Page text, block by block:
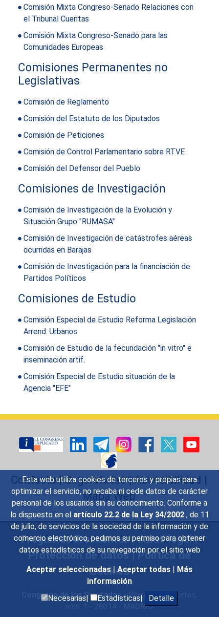
Esta web utiliza cookies de terceros y propias para
optimizar el servicio, no recaba ni cede datos de carácter
personal de los usuarios sin su conocimiento. Conforme a
lo dispuesto en el artículo 22.2 de la Ley 34/2002 , de 11
de julio, de servicios de la sociedad de la información y de
comercio electrónico, pedimos su permiso para obtener
datos estadísticos de su navegación por el sitio web
Aceptar seleccionadas | Aceptar todas | Más
información
Necesarias|
Estadísticas| Detalle
Comisión Mixta Congreso-Senado Relaciones con
el Tribunal Cuentas
Comisión Mixta Congreso-Senado para las
Comunidades Europeas
Comisiones Permanentes no
Legislativas
Comisión de Reglamento
Comisión del Estatuto de los Diputados
Comisión de Peticiones
Comisión de Control Parlamentario sobre RTVE
Comisión del Defensor del Pueblo
Comisiones de Investigación
Comisión de Investigación de la Evolución y
Situación Grupo "RUMASA"
Comisión de Investigación de catástrofes aéreas
ocurridas en Barajas
Comisión de Investigación para la financiación de
Partidos Políticos
Comisiones de Estudio
Comisión Especial de Estudio Reforma Legislación
Arrend. Urbanos
Comisión de Estudio de la fecundación "in vitro" e
inseminación artif.
Comisión Especial de Estudio situación de la
Agencia "EFE"
Contacto|Sugerencias|Accesibilidad |
Mapa Web
Preguntas Frecuentes|Aviso legal|
Protección de datos|Política de
Cookies
Congreso de los Diputados- Plaza de las Cortes,
núm. 1 - 28014 - MADRID